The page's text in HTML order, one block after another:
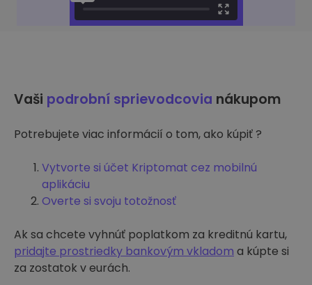
Vaši podrobní sprievodcovia nákupom
Potrebujete viac informácií o tom, ako kúpiť ?
Vytvorte si účet Kriptomat cez mobilnú
aplikáciu
Overte si svoju totožnosť
Ak sa chcete vyhnúť poplatkom za kreditnú kartu,
pridajte prostriedky bankovým vkladom a kúpte si
za zostatok v eurách.